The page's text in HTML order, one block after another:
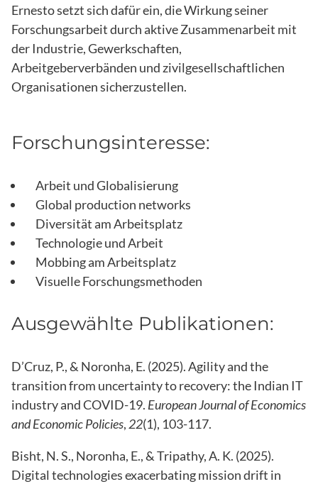
Ernesto setzt sich dafür ein, die Wirkung seiner
Forschungsarbeit durch aktive Zusammenarbeit mit
der Industrie, Gewerkschaften,
Arbeitgeberverbänden und zivilgesellschaftlichen
Organisationen sicherzustellen.
Forschungsinteresse:
Arbeit und Globalisierung
Global production networks
Diversität am Arbeitsplatz
Technologie und Arbeit
Mobbing am Arbeitsplatz
Visuelle Forschungsmethoden
Ausgewählte Publikationen:
D’Cruz, P., & Noronha, E. (2025). Agility and the
transition from uncertainty to recovery: the Indian IT
industry and COVID-19. European Journal of Economics
and Economic Policies, 22(1), 103-117.
Bisht, N. S., Noronha, E., & Tripathy, A. K. (2025).
Digital technologies exacerbating mission drift in